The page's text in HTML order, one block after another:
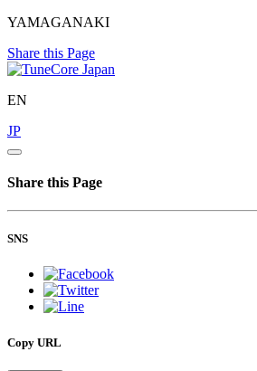
YAMAGANAKI
Share this Page
EN
JP
Share this Page
SNS
Copy URL